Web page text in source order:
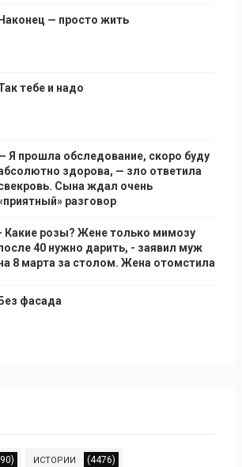
Наконец — просто жить
тебе и надо
Я прошла обследование, скоро буду
здорова, — зло ответила
Сына ждал очень
разговор
Какие розы? Жене только мимозу
40 нужно дарить, - заявил муж
8 марта за столом. Жена отомстила
Без фасада
ИСТОРИИ (4476)